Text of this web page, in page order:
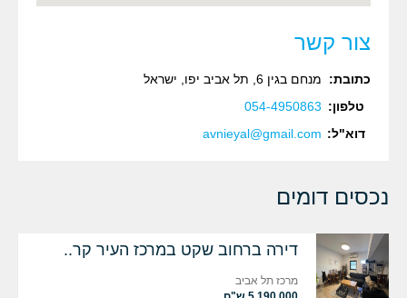
צור קשר
כתובת: מנחם בגין 6, תל אביב יפו, ישראל‏
טלפון: 054-4950863‏‏
דוא"ל: avnieyal@gmail.com
נכסים דומים
דירה ברחוב שקט במרכז העיר קר..
מרכז תל אביב